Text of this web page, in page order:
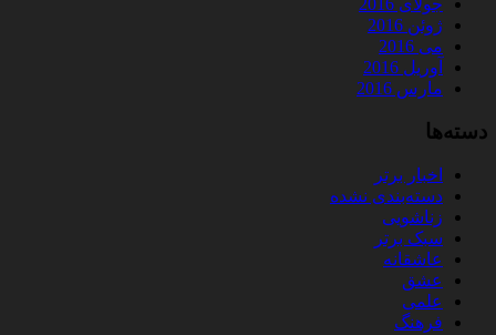
جولای 2016
ژوئن 2016
می 2016
آوریل 2016
مارس 2016
دسته‌ها
اخبار برتر
دسته‌بندی نشده
زناشویی
سبک برتر
عاشقانه
عشق
علمی
فرهنگ